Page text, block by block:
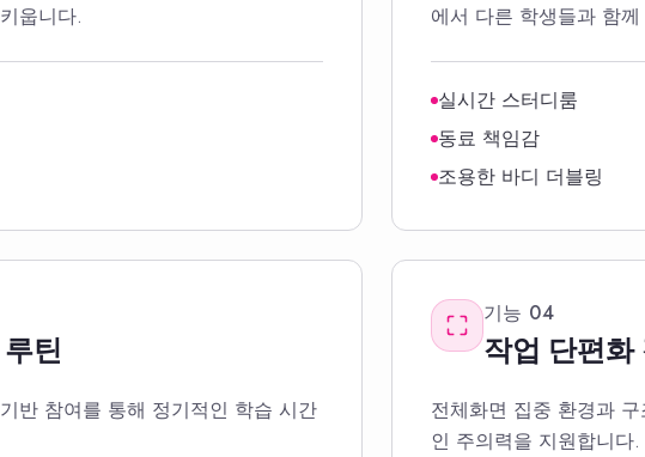
웁니다.
에서 다른 학생들과 함
실시간 스터디룸
동료 책임감
조용한 바디 더블링
틴
반 참여를 통해 정기적인 학습 시간
기능 04
작업 단편화
전체화면 집중 환경과
인 주의력을 지원합니다.